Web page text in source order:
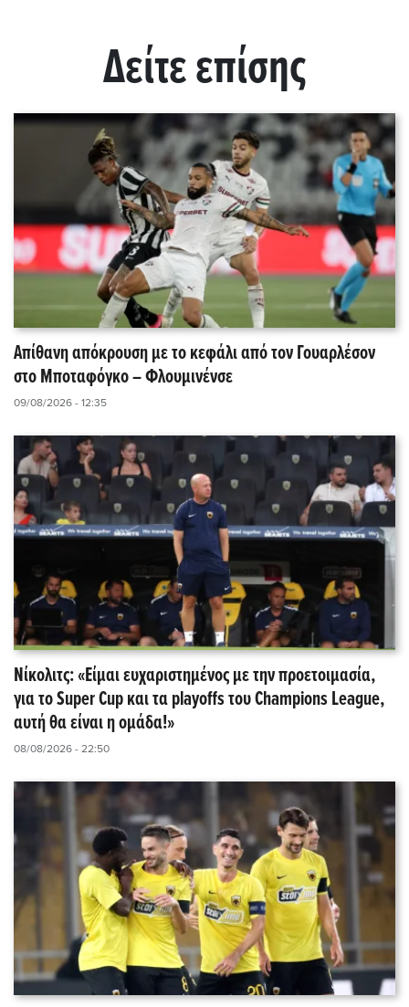
Δείτε επίσης
Απίθανη απόκρουση με το κεφάλι από τον Γουαρλέσον
στο Μποταφόγκο – Φλουμινένσε
09/08/2026 - 12:35
Νίκολιτς: «Είμαι ευχαριστημένος με την προετοιμασία,
για το Super Cup και τα playoffs του Champions League,
αυτή θα είναι η ομάδα!»
08/08/2026 - 22:50